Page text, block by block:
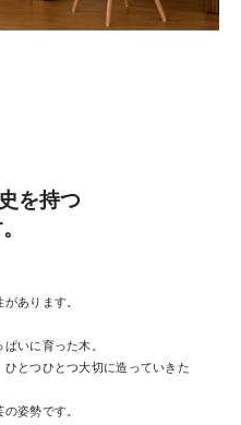
を持つ
あります。
いに育った木。
とつひとつ大切に造っていきた
姿勢です。